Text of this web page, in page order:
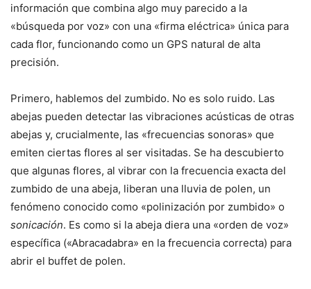
información que combina algo muy parecido a la
«búsqueda por voz» con una «firma eléctrica» única para
cada flor, funcionando como un GPS natural de alta
precisión.
Primero, hablemos del zumbido. No es solo ruido. Las
abejas pueden detectar las vibraciones acústicas de otras
abejas y, crucialmente, las «frecuencias sonoras» que
emiten ciertas flores al ser visitadas. Se ha descubierto
que algunas flores, al vibrar con la frecuencia exacta del
zumbido de una abeja, liberan una lluvia de polen, un
fenómeno conocido como «polinización por zumbido» o
sonicación. Es como si la abeja diera una «orden de voz»
específica («Abracadabra» en la frecuencia correcta) para
abrir el buffet de polen.